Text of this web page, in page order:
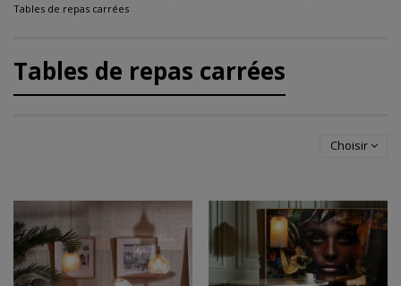
Tables de repas carrées
Tables de repas carrées
Choisir